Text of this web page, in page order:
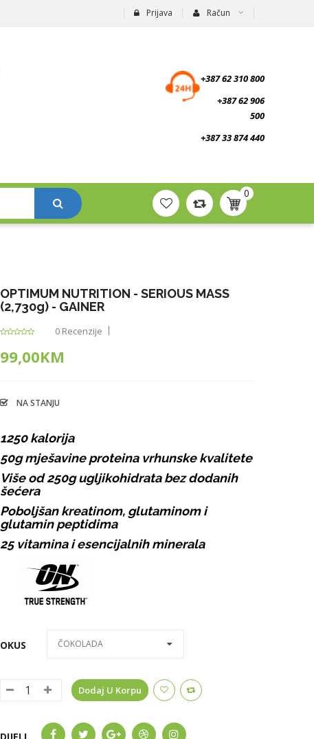
Prijava Račun
+387 62 310 800
+387 62 906
500
+387 33 874 440
0
OPTIMUM NUTRITION - SERIOUS MASS
(2,730g) - GAINER
0 Recenzije
99,00KM
NA STANJU
1250 kalorija
50g mješavine proteina vrhunske kvalitete
Više od 250g ugljikohidrata bez dodanih
šećera
Poboljšan kreatinom, glutaminom i
glutamin peptidima
25 vitamina i esencijalnih minerala
OKUS ČOKOLADA
Dodaj U Korpu